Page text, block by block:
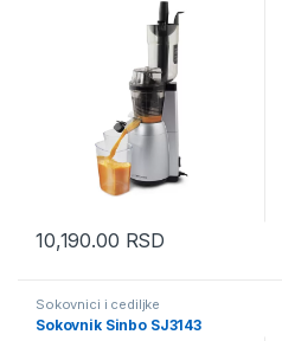
10,190.00 RSD
Sokovnici i cediljke
Sokovnik Sinbo SJ3143